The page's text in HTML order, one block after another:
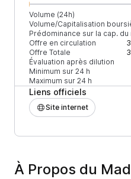
Volume (24h)
Volume/Capitalisation
Prédominance sur la cap. du
Offre en circulation
Offre Totale
Évaluation après dilution
Minimum sur 24 h
Maximum sur 24 h
Liens officiels
Site internet
À Propos du